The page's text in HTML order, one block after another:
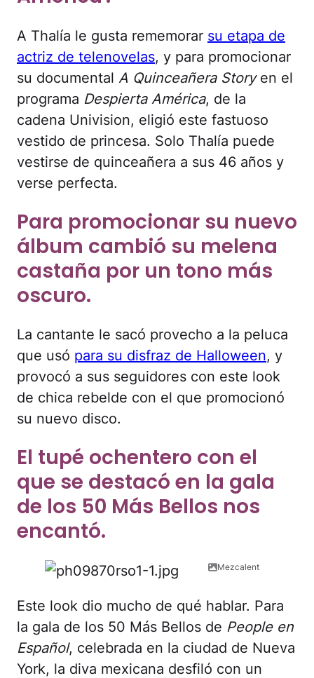
A Thalía le gusta rememorar su etapa de
actriz de telenovelas, y para promocionar
su documental A Quinceañera Storyen el
programa Despierta América, de la
cadena Univision, eligió este fastuoso
vestido de princesa. Solo Thalía puede
vestirse de quinceañera a sus 46 años y
verse perfecta.
Para promocionar su nuevo
álbum cambió su melena
castaña por un tono más
oscuro.
La cantante le sacó provecho a la peluca
que usó para su disfraz de Halloween, y
provocó a sus seguidores con este look
de chica rebelde con el que promocionó
su nuevo disco.
El tupé ochentero con el
que se destacó en la gala
de los 50 Más Bellos nos
encantó.
Mezcalent
Este look dio mucho de qué hablar. Para
la gala de los 50 Más Bellos de People en
Español, celebrada en la ciudad de Nueva
York, la diva mexicana desfiló con un